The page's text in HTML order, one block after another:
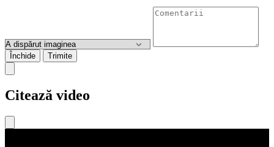
Închide Trimite
Citează video